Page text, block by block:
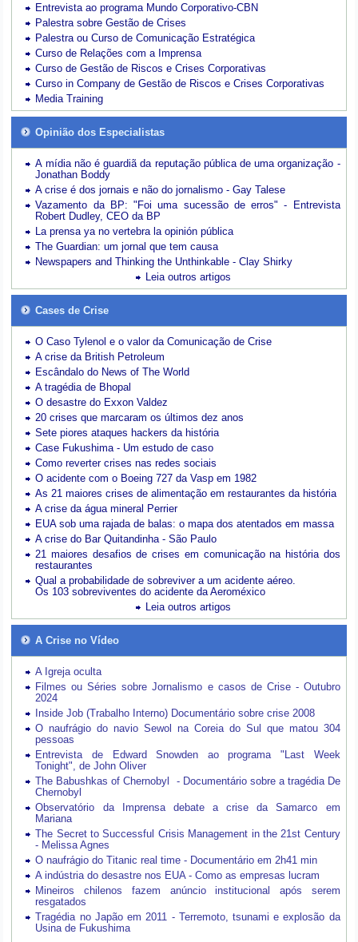
Entrevista ao programa Mundo Corporativo-CBN
Palestra sobre Gestão de Crises
Palestra ou Curso de Comunicação Estratégica
Curso de Relações com a Imprensa
Curso de Gestão de Riscos e Crises Corporativas
Curso in Company de Gestão de Riscos e Crises Corporativas
Media Training
Opinião dos Especialistas
A mídia não é guardiã da reputação pública de uma organização -
Jonathan Boddy
A crise é dos jornais e não do jornalismo - Gay Talese
Vazamento da BP: "Foi uma sucessão de erros" - Entrevista
Robert Dudley, CEO da BP
La prensa ya no vertebra la opinión pública
The Guardian: um jornal que tem causa
Newspapers and Thinking the Unthinkable - Clay Shirky
Leia outros artigos
Cases de Crise
O Caso Tylenol e o valor da Comunicação de Crise
A crise da British Petroleum
Escândalo do News of The World
A tragédia de Bhopal
O desastre do Exxon Valdez
20 crises que marcaram os últimos dez anos
Sete piores ataques hackers da história
Case Fukushima - Um estudo de caso
Como reverter crises nas redes sociais
O acidente com o Boeing 727 da Vasp em 1982
As 21 maiores crises de alimentação em restaurantes da história
A crise da água mineral Perrier
EUA sob uma rajada de balas: o mapa dos atentados em massa
A crise do Bar Quitandinha - São Paulo
21 maiores desafios de crises em comunicação na história dos
restaurantes
Qual a probabilidade de sobreviver a um acidente aéreo.
Os 103 sobreviventes do acidente da Aeroméxico
Leia outros artigos
A Crise no Vídeo
A Igreja oculta
Filmes ou Séries sobre Jornalismo e casos de Crise - Outubro
2024
Inside Job (Trabalho Interno) Documentário sobre crise 2008
O naufrágio do navio Sewol na Coreia do Sul que matou 304
pessoas
Entrevista de Edward Snowden ao programa "Last Week
Tonight", de John Oliver
The Babushkas of Chernobyl - Documentário sobre a tragédia De
Chernobyl
Observatório da Imprensa debate a crise da Samarco em
Mariana
The Secret to Successful Crisis Management in the 21st Century
- Melissa Agnes
O naufrágio do Titanic real time - Documentário em 2h41 min
A indústria do desastre nos EUA - Como as empresas lucram
Mineiros chilenos fazem anúncio institucional após serem
resgatados
Tragédia no Japão em 2011 - Terremoto, tsunami e explosão da
Usina de Fukushima